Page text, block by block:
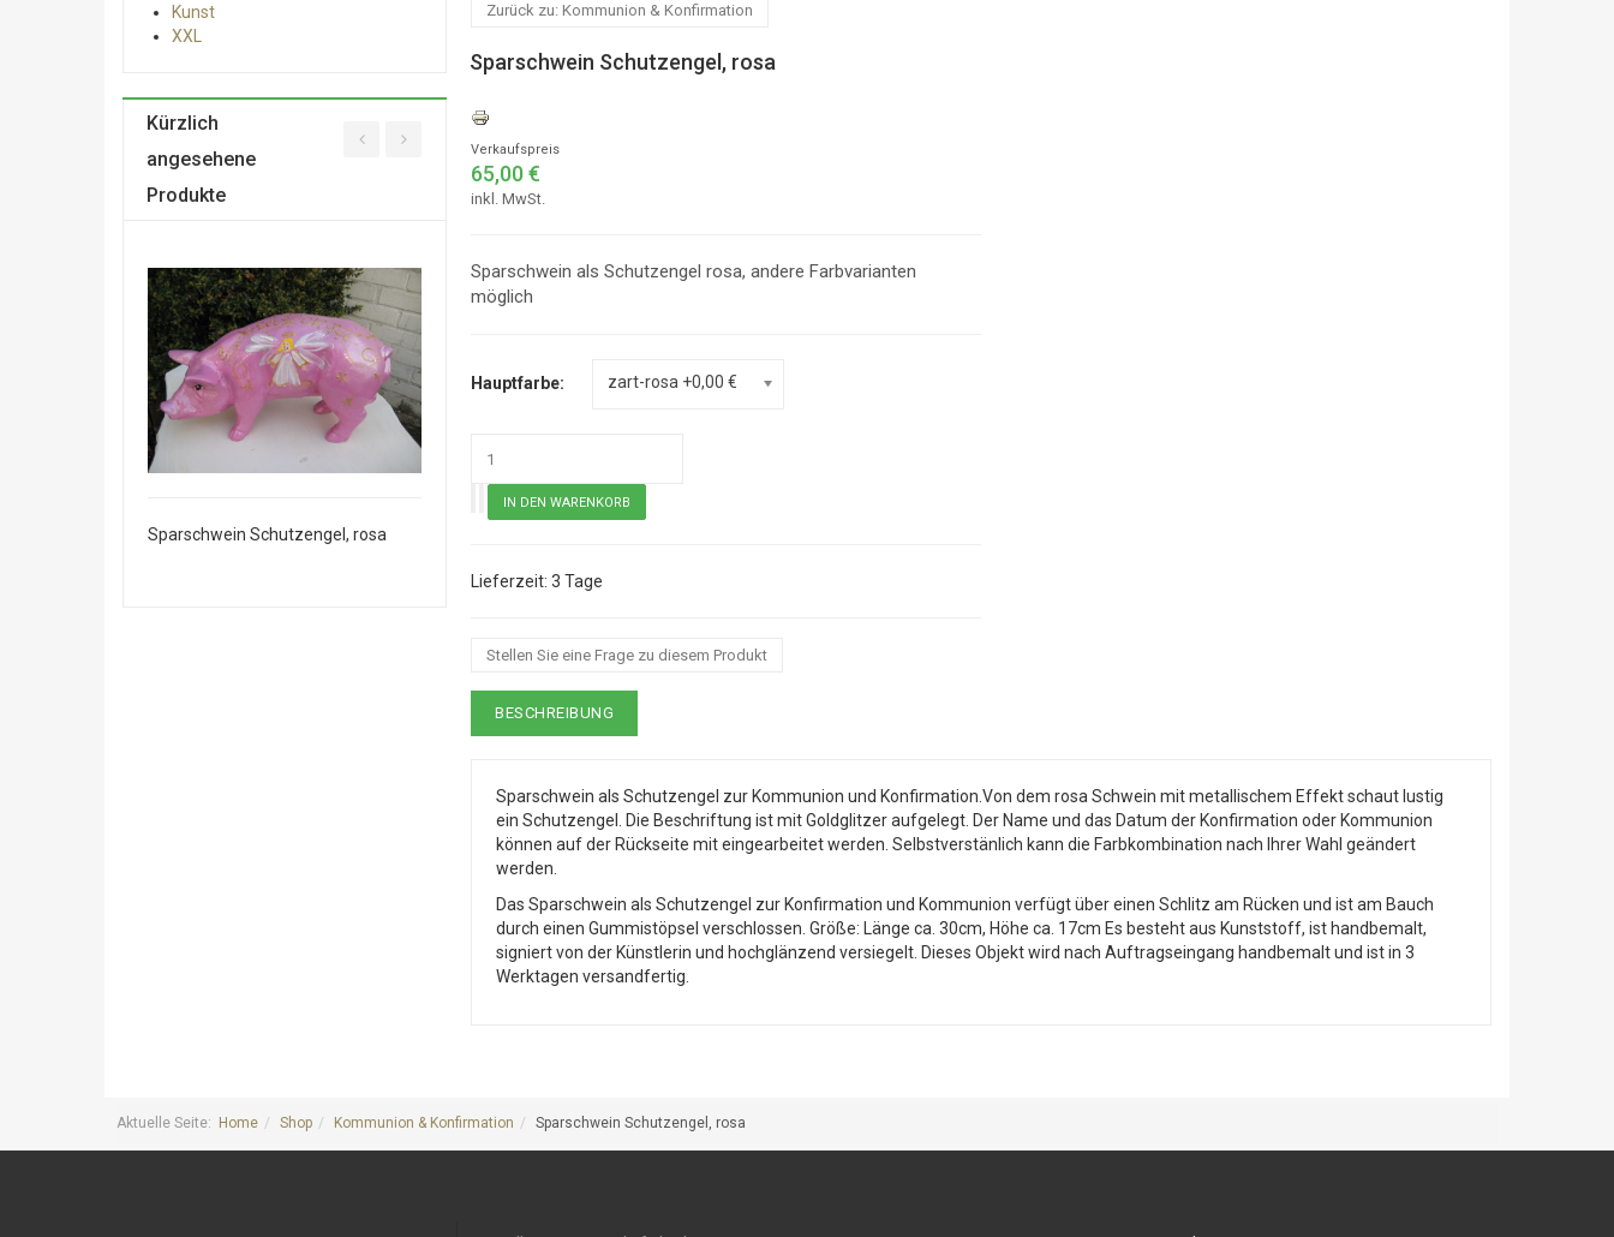
Zurück zu: Kommunion & Konfirmation
Sparschwein Schutzengel, rosa
Verkaufspreis
65,00 €
inkl. MwSt.
Sparschwein als Schutzengel rosa, andere Farbvarianten
möglich
Hauptfarbe: zart-rosa +0,00 €
3 Tage
Stellen Sie eine Frage zu diesem Produkt
BESCHREIBUNG
Sparschwein als Schutzengel zur Kommunion und Konfirmation.Von dem rosa Schwein mit metallischem Effekt schaut lustig
ein Schutzengel. Die Beschriftung ist mit Goldglitzer aufgelegt. Der Name und das Datum der Konfirmation oder Kommunion
können auf der Rückseite mit eingearbeitet werden. Selbstverstänlich kann die Farbkombination nach Ihrer Wahl geändert
werden.
Das Sparschwein als Schutzengel zur Konfirmation und Kommunion verfügt über einen Schlitz am Rücken und ist am Bauch
durch einen Gummistöpsel verschlossen. Größe: Länge ca. 30cm, Höhe ca. 17cm Es besteht aus Kunststoff, ist handbemalt,
signiert von der Künstlerin und hochglänzend versiegelt. Dieses Objekt wird nach Auftragseingang handbemalt und ist in 3
Werktagen versandfertig.
Kunst
XXL
Kürzlich
angesehene
Produkte
Sparschwein Schutzengel, rosa
Aktuelle Seite: Home Shop Kommunion & Konfirmation Sparschwein Schutzengel, rosa